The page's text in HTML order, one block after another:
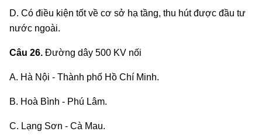
D. Có điều kiện tốt về cơ sở hạ tầng, thu hút được đầu tư
nước ngoài.
Câu 26. Đường dây 500 KV nối
A. Hà Nội - Thành phố Hồ Chí Minh.
B. Hoà Bình - Phú Lâm.
C. Lạng Sơn - Cà Mau.